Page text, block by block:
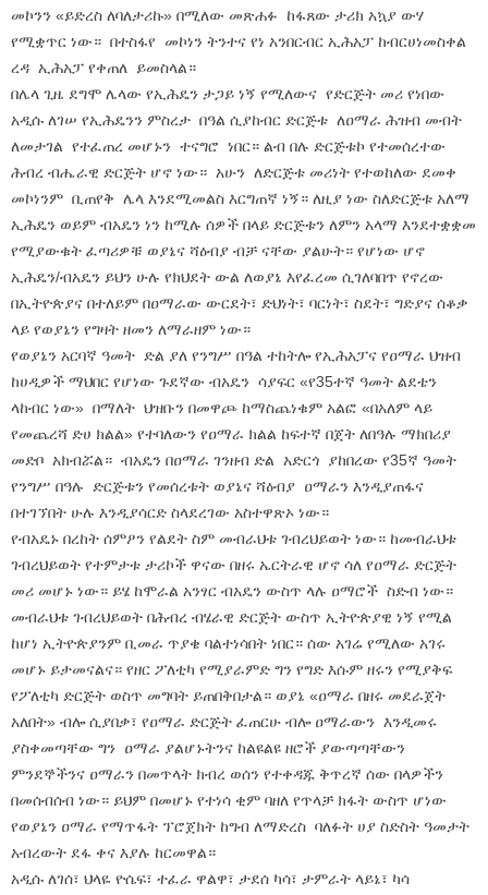
መኮንን «ይድረስ ለባለታሪኩ» በሚለው መጽሐፉ ከፋጸው ታሪክ አኳያ ውሃ
የሚቋጥር ነው። በተስፋየ መኮነን ትንተና የነ አንበርብር ኢሕአፓ ከብርሀነመስቀል
ረዳ ኢሕአፓ የቀጠለ ይመስላል።
በሌላ ጊዜ ደግሞ ሌላው የኢሕዴን ታጋይ ነኝ የሚለውና የድርጅት መሪ የነበው
አዲሱ ለገሠ የኢሕዴንን ምስረታ በዓል ሲያከብር ድርጅቱ ለዐማራ ሕዝብ መብት
ለመታገል የተፈጠረ መሆኑን ተናግሮ ነበር። ልብ በሉ ድርጅቱኮ የተመሰረተው
ሕብረ ብሔራዊ ድርጅት ሆኖ ነው። አሁን ለድርጅቱ መሪነት የተወከለው ደመቀ
መኮነንም ቢጠየቅ ሌላ እንደሚመልስ እርግጠኛ ነኝ። ለዚያ ነው ስለድርጅቱ አለማ
ኢሕዴን ወይም ብአዴን ነን ከሚሉ ሰዎች በላይ ድርጅቱን ለምን አላማ እንደተቋቋመ
የሚያውቁት ፈጣሪዎቹ ወያኔና ሻዕብያ ብቻ ናቸው ያልሁት። የሆነው ሆኖ
ኢሕዴን/ብአዴን ይህን ሁሉ የክህደት ውል ለወያኔ እየፈረመ ሲገለባበጥ የኖረው
በኢትዮጵያና በተለይም በዐማራው ውርደት፣ ድህነት፣ ባርነት፣ ስደት፣ ግድያና ሰቆቃ
ላይ የወያኔን የግዛት ዘመን ለማራዘም ነው።
የወያኔን አርባኛ ዓመት ድል ያለ የንግሥ በዓል ተከትሎ የኢሕአፓና የዐማራ ህዝብ
ከሀዲዎች ማህበር የሆነው ጉደኛው ብአዴን ሳያፍር «የ35ተኛ ዓመት ልደቴን
ላከብር ነው» በማለት ህዝቡን በመዋጮ ከማስጨነቁም አልፎ «በአለም ላይ
የመጨረሻ ድሀ ክልል» የተባለውን የዐማራ ክልል ከፍተኛ በጀት ለበዓሉ ማክበሪያ
መድቦ አክብሯል። ብአዴን በዐማራ ገንዘብ ድል አድርጎ ያከበረው የ35ኛ ዓመት
የንግሥ በዓሉ ድርጅቱን የመሰረቱት ወያኔና ሻዕብያ ዐማራን እንዲያጠፋና
በተገኘበት ሁሉ እንዲያሳርድ ስላደረገው አስተዋጽኦ ነው።
የብአዴኑ በረከት ሰምዖን የልደት ስም መብራህቱ ገብረህይወት ነው። ከመብራህቱ
ገብረህይወት የተምታቱ ታሪኮች ዋናው በዘሩ ኤርትራዊ ሆኖ ሳለ የዐማራ ድርጅት
መሪ መሆኑ ነው። ይሄ ከሞራል አንፃር ብአዴን ውስጥ ላሉ ዐማሮች ስድብ ነው።
መብራህቱ ገብረህይወት በሕብረ ብሄራዊ ድርጅት ውስጥ ኢትዮጵያዊ ነኝ የሚል
ከሆነ ኢትዮጵያንም ቢመራ ጥያቄ ባልተነሳበት ነበር። ሰው አገሬ የሚለው አገሩ
መሆኑ ይታመናልና። የዘር ፖለቲካ የሚያራምድ ግን የግድ እሱም ዘሩን የሚያቅፍ
የፖለቲካ ድርጅት ወስጥ መግባት ይጠበቅበታል። ወያኔ «ዐማራ በዘሩ መደራጀት
አለበት» ብሎ ሲያበቃ፣ የዐማራ ድርጅት ፈጠርሁ ብሎ ዐማራውን እንዲመሩ
ያስቀመጣቸው ግን ዐማራ ያልሆኑትንና ከልዩልዩ ዘሮች ያውጣጣቸውን
ምንደኞችንና ዐማራን በመጥላት ክብረ ወሰን የተቀዳጁ ቅጥረኛ ሰው በላዎችን
በመሰብሰብ ነው። ይህም በመሆኑ የተነሳ ቂም ባዘለ የጥላቻ ክፋት ውስጥ ሆነው
የወያኔን ዐማራ የማጥፋት ፕሮጀክት ከግብ ለማድረስ ባለፉት ሀያ ስድስት ዓመታት
አብረውት ደፋ ቀና እያሉ ከርመዋል።
አዲሱ ለገሰ፣ ህላዬ ዮሴፍ፣ ተፈራ ዋልዋ፣ ታደሰ ካሳ፣ ታምራት ላይኔ፣ ካሳ